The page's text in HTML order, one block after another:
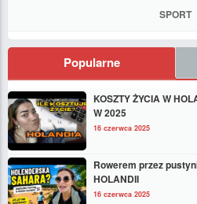
SPORT
Popularne
KOSZTY ŻYCIA W
W 2025
16 czerwca 2025
Rowerem przez
HOLANDII
16 czerwca 2025